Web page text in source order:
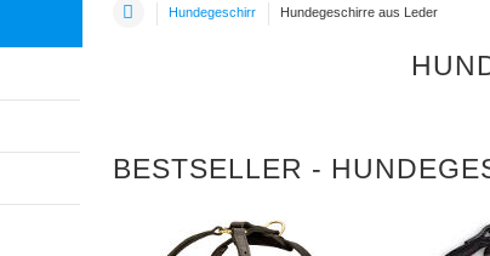
Hundegeschirr Hundegeschirre aus Leder
BESTSELLER -